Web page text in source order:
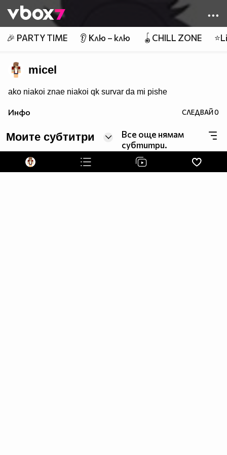
👾
🎉 PARTY TIME 👂 Клю – клю 🪀CHILL ZONE
micel
ako niakoi znae niakoi qk survar da mi pishe
Инфо СЛЕДВАЙ0
Моите субтитри
Все още нямам
субтитри.